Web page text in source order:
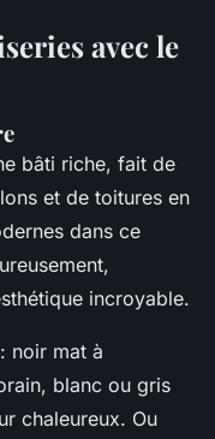
avec le
bâti riche, fait de
et de toitures en
dans ce
incroyable.
: noir mat à
blanc ou gris
chaleureux. Ou